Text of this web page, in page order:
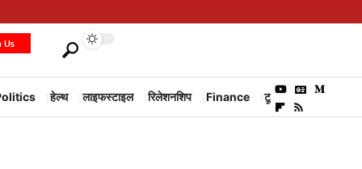
Us
हेल्थ लाइफस्टाइल रिलेशनशिप Finance टूरिज्म